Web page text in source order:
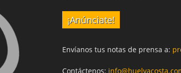
¡Anúnciate!
Envíanos tus notas de prensa a:
Contáctenos: